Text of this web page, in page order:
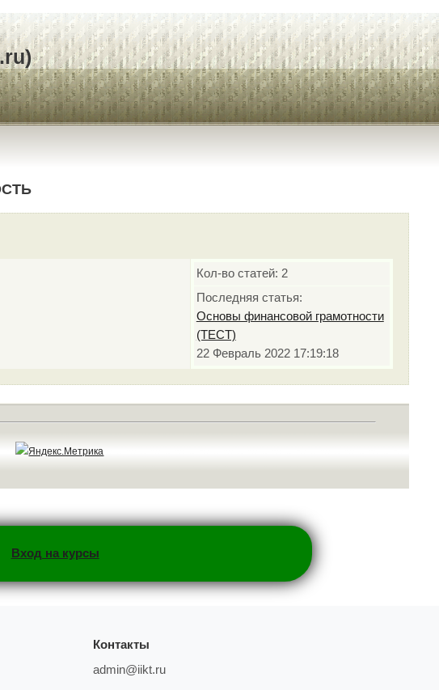
Кол-во статей: 2
Последняя статья:
Основы финансовой грамотности
(ТЕСТ)
22 Февраль 2022 17:19:18
Вход на курсы
Контакты
admin@iikt.ru